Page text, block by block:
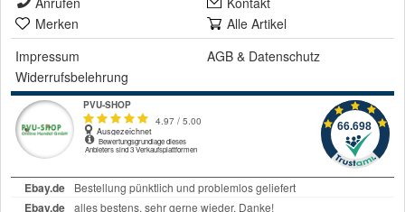
Merken
Alle Artikel
Impressum
AGB & Datenschutz
Widerrufsbelehrung